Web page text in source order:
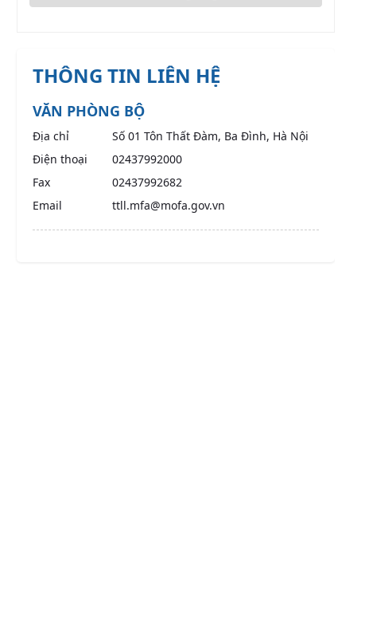
THÔNG TIN LIÊN HỆ
VĂN PHÒNG BỘ
Địa chỉ
Số 01 Tôn Thất Đàm, Ba Đình, Hà Nội
Điện thoại
02437992000
Fax
02437992682
Email
ttll.mfa@mofa.gov.vn